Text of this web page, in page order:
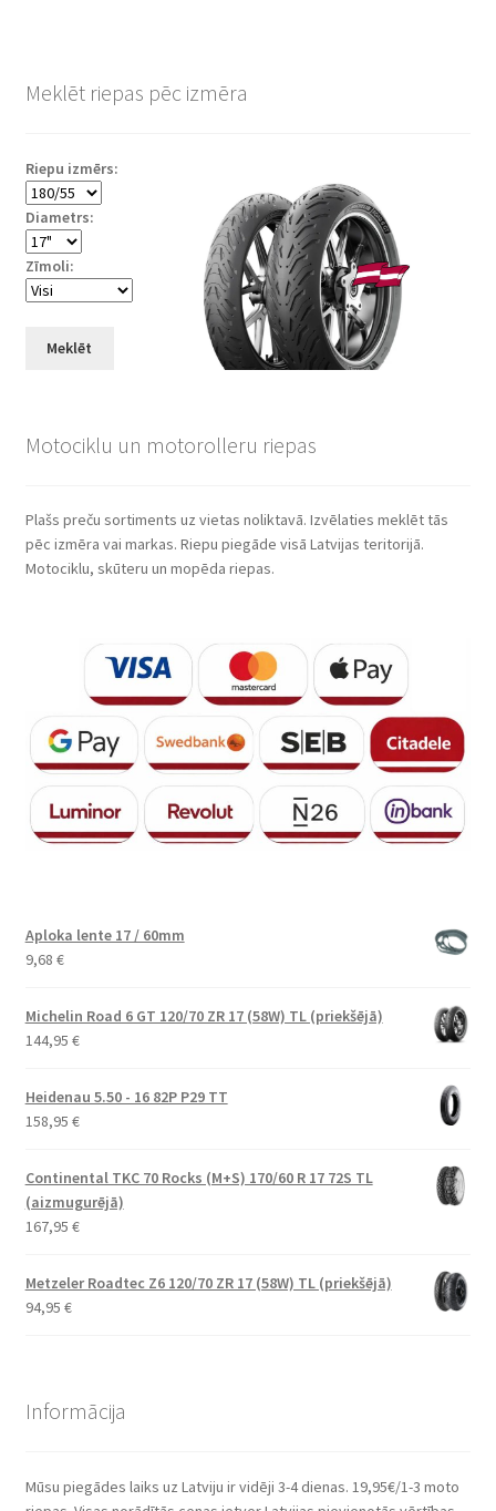
Meklēt riepas pēc izmēra
Riepu izmērs:
Diametrs:
Zīmoli:
Meklēt
Motociklu un motorolleru riepas
Plašs preču sortiments uz vietas noliktavā. Izvēlaties meklēt tās
pēc izmēra vai markas. Riepu piegāde visā Latvijas teritorijā.
Motociklu, skūteru un mopēda riepas.
Aploka lente 17 / 60mm
9,68 €
Michelin Road 6 GT 120/70 ZR 17 (58W) TL (priekšējā)
144,95 €
Heidenau 5.50 - 16 82P P29 TT
158,95 €
Continental TKC 70 Rocks (M+S) 170/60 R 17 72S TL
(aizmugurējā)
167,95 €
Metzeler Roadtec Z6 120/70 ZR 17 (58W) TL (priekšējā)
94,95 €
Informācija
Mūsu piegādes laiks uz Latviju ir vidēji 3-4 dienas. 19,95€/1-3 moto